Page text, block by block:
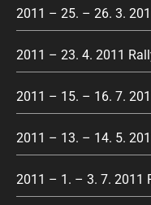
2011 – 25. – 26. 3.
2011 – 23. 4. 2011
2011 – 15. – 16. 7.
2011 – 13. – 14. 5.
2011 – 1. – 3. 7. 2011